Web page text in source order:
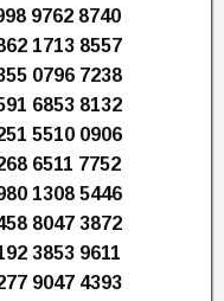
9762 8740
1713 8557
0796 7238
6853 8132
5510 0906
6511 7752
1308 5446
8047 3872
3853 9611
9047 4393